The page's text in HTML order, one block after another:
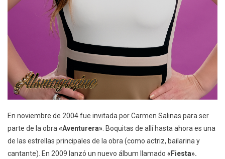
En noviembre de 2004 fue invitada por Carmen Salinas para ser
parte de la obra «Aventurera» . Boquitas de allí hasta ahora es una
de las estrellas principales de la obra (como actriz, bailarina y
cantante). En 2009 lanzó un nuevo álbum llamado «Fiesta».